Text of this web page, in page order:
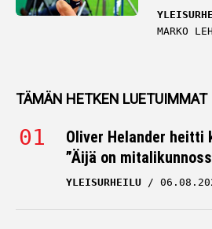
MARKO
TÄMÄN HETKEN LUETUIMMAT
Oliver Helander heitti
”Äijä on
YLEISURHEILU